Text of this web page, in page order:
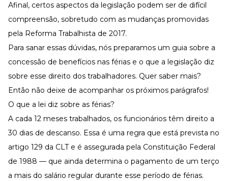
Ferramentas e Templates
Para agilizar o seu trabalho
Infográfico
Kits
Materiais centralizados
Lives
Newsletters
Afinal, certos aspectos da legislação podem ser de difícil
compreensão, sobretudo com as mudanças promovidas
pela Reforma Trabalhista de 2017.
Para sanar essas dúvidas, nós preparamos um guia sobre a
concessão de benefícios nas férias e o que a legislação diz
sobre esse direito dos trabalhadores. Quer saber mais?
Então não deixe de acompanhar os próximos parágrafos!
O que a lei diz sobre as férias?
A cada 12 meses trabalhados, os funcionários têm direito a
30 dias de descanso. Essa é uma regra que está prevista no
artigo 129 da CLT e é assegurada pela Constituição Federal
de 1988 — que ainda determina o pagamento de um terço
a mais do salário regular durante esse período de férias.